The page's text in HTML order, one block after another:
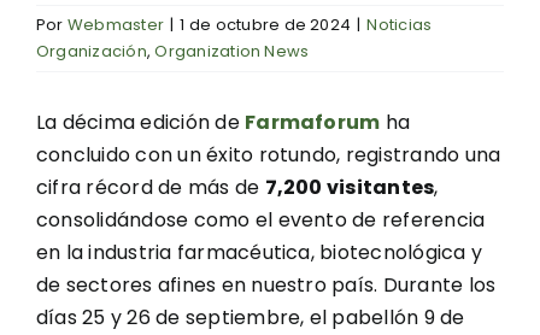
Por Webmaster | 1 de octubre de 2024 | Noticias
Organización,Organization News
La décima edición de Farmaforum ha
concluido con un éxito rotundo, registrando una
cifra récord de más de 7,200 visitantes,
consolidándose como el evento de referencia
en la industria farmacéutica, biotecnológica y
de sectores afines en nuestro país. Durante los
días 25 y 26 de septiembre, el pabellón 9 de